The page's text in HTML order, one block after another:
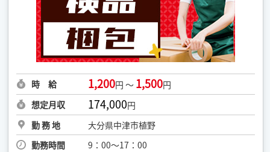
時 給 1,200円 ～ 1,500円
想定月収
174,000円
勤 務 地
大分県中津市植野
勤務時間
9：00～17：00